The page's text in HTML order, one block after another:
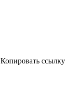
Копировать ссылку